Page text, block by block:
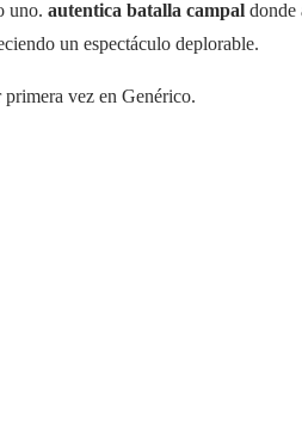
uno. autentica batalla campal donde
un espectáculo deplorable.
vez en Genérico.